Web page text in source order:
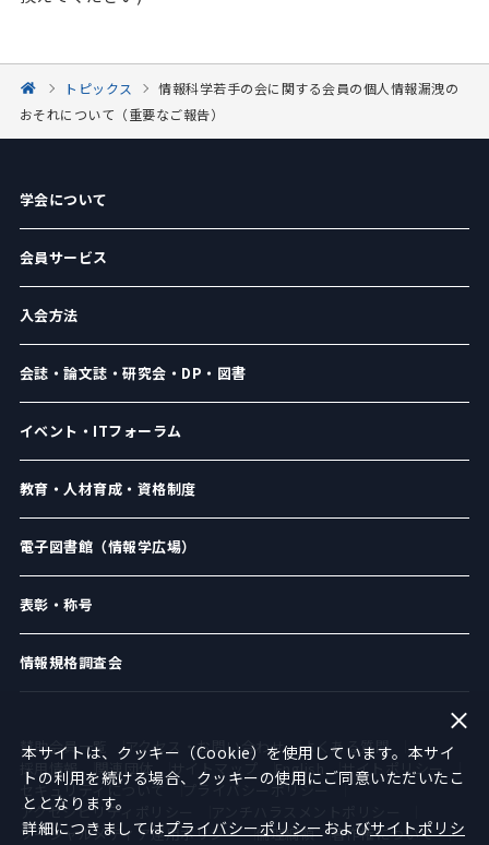
トピックス
情報科学若手の会に関する会員の個人情報漏洩の
おそれについて（重要なご報告）
学会について
会員サービス
入会方法
会誌・論文誌・研究会・DP・図書
イベント・ITフォーラム
教育・人材育成・資格制度
電子図書館（情報学広場）
表彰・称号
情報規格調査会
賛助会員一覧 アクセス・お問い合わせ
よくある質問
採用情報
関連団体 サイトマップ English
サイトポリシー
セキュリティについて
プライバシーポリシー
アクセシビリティポリシー
ソーシャルメディア運用ポリシー
倫理綱領 著作権について
本サイトは、クッキー（Cookie）を使用しています。本サイ
トの利用を続ける場合、クッキーの使用にご同意いただいたこ
ととなります。
詳細につきましてはプライバシーポリシー およびサイトポリシ